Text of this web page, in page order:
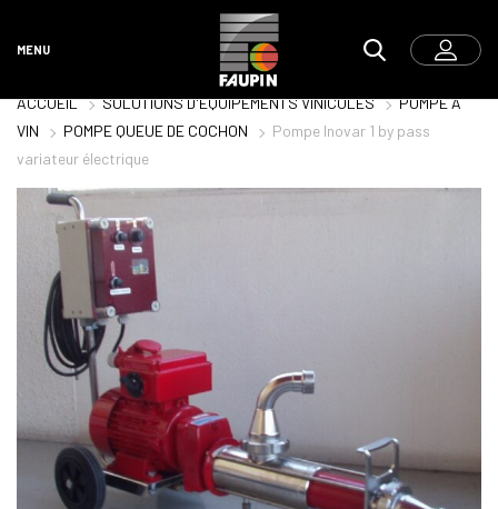
MENU
ACCUEIL SOLUTIONS D'ÉQUIPEMENTS VINICOLES
POMPE À
VIN
POMPE QUEUE DE COCHON
Pompe Inovar 1 by pass
variateur électrique